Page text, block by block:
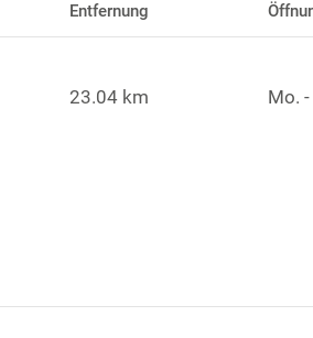
Entfernung
23.04 km Mo. -